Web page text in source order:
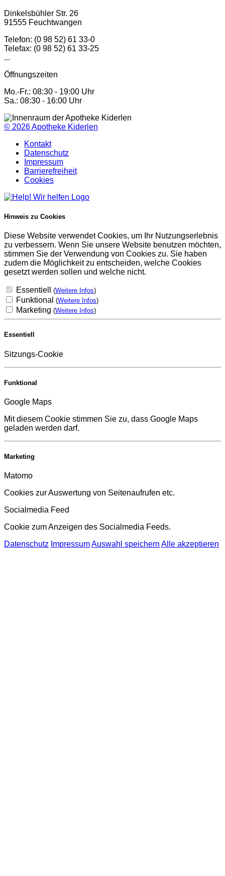
Dinkelsbühler Str. 26
91555 Feuchtwangen
Telefon: (0 98 52) 61 33-0
Telefax: (0 98 52) 61 33-25
...
Öffnungszeiten
Mo.-Fr.: 08:30 - 19:00 Uhr
Sa.: 08:30 - 16:00 Uhr
© 2026Apotheke Kiderlen
Kontakt
Datenschutz
Impressum
Barrierefreiheit
Cookies
Hinweis zu Cookies
Diese Website verwendet Cookies, um Ihr Nutzungserlebnis
zu verbessern. Wenn Sie unsere Website benutzen möchten,
stimmen Sie der Verwendung von Cookies zu. Sie haben
zudem die Möglichkeit zu entscheiden, welche Cookies
gesetzt werden sollen und welche nicht.
Essentiell (Weitere Infos)
Funktional (Weitere Infos)
Marketing (Weitere Infos)
Essentiell
Sitzungs-Cookie
Funktional
Google Maps
Mit diesem Cookie stimmen Sie zu, dass Google Maps
geladen werden darf.
Marketing
Matomo
Cookies zur Auswertung von Seitenaufrufen etc.
Socialmedia Feed
Cookie zum Anzeigen des Socialmedia Feeds.
Datenschutz ImpressumAuswahl speichern Alle akzeptieren